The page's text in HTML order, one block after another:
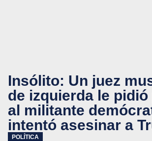
Insólito: Un juez
de izquierda le
al militante
intentó asesinar a
POLÍTICA